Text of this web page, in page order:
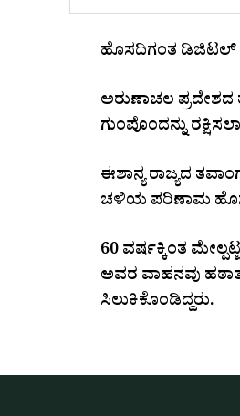
ಹೊಸದಿಗಂತ ಡಿಜಿಟಲ್
ಅರುಣಾಚಲ ಪ್ರದೇಶದ
ಗುಂಪೊಂದನ್ನು
ಈಶಾನ್ಯ ರಾಜ್ಯದ
ಚಳಿಯ ಪರಿಣಾಮ ಹೊಸ
60 ವರ್ಷಕ್ಕಿಂತ
ಅವರ ವಾಹನವು
ಸಿಲುಕಿಕೊಂಡಿದ್ದರು.